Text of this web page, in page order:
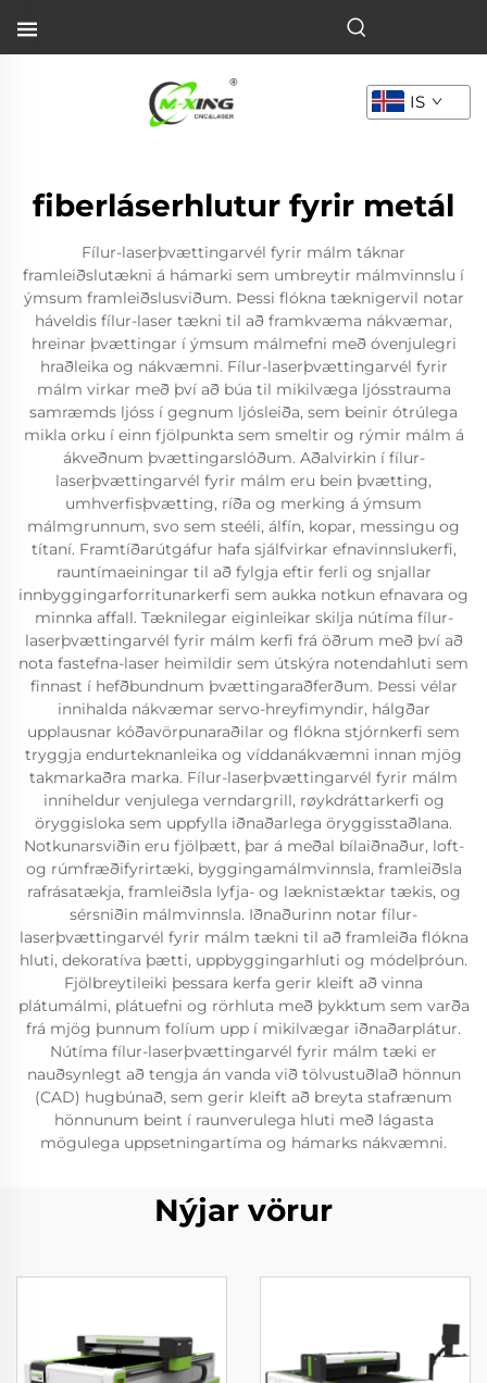
IS
fiberláserhlutur fyrir metál
Fílur-laserþvættingarvél fyrir málm táknar
framleiðslutækni á hámarki sem umbreytir málmvinnslu í
ýmsum framleiðslusviðum. Þessi flókna tæknigervil notar
háveldis fílur-laser tækni til að framkvæma nákvæmar,
hreinar þvættingar í ýmsum málmefni með óvenjulegri
hraðleika og nákvæmni. Fílur-laserþvættingarvél fyrir
málm virkar með því að búa til mikilvæga ljósstrauma
samræmds ljóss í gegnum ljósleiða, sem beinir ótrúlega
mikla orku í einn fjölpunkta sem smeltir og rýmir málm á
ákveðnum þvættingarslóðum. Aðalvirkin í fílur-
laserþvættingarvél fyrir málm eru bein þvætting,
umhverfisþvætting, ríða og merking á ýmsum
málmgrunnum, svo sem steéli, álfín, kopar, messingu og
títaní. Framtíðarútgáfur hafa sjálfvirkar efnavinnslukerfi,
rauntímaeiningar til að fylgja eftir ferli og snjallar
innbyggingarforritunarkerfi sem aukka notkun efnavara og
minnka affall. Tæknilegar eiginleikar skilja nútíma fílur-
laserþvættingarvél fyrir málm kerfi frá öðrum með því að
nota fastefna-laser heimildir sem útskýra notendahluti sem
finnast í hefðbundnum þvættingaraðferðum. Þessi vélar
innihalda nákvæmar servo-hreyfimyndir, hálgðar
upplausnar kóðavörpunaraðilar og flókna stjórnkerfi sem
tryggja endurteknanleika og víddanákvæmni innan mjög
takmarkaðra marka. Fílur-laserþvættingarvél fyrir málm
inniheldur venjulega verndargrill, røykdráttarkerfi og
öryggisloka sem uppfylla iðnaðarlega öryggisstaðlana.
Notkunarsviðin eru fjölþætt, þar á meðal bílaiðnaður, loft-
og rúmfræðifyrirtæki, byggingamálmvinnsla, framleiðsla
rafrásatækja, framleiðsla lyfja- og læknistæktar tækis, og
sérsniðin málmvinnsla. Iðnaðurinn notar fílur-
laserþvættingarvél fyrir málm tækni til að framleiða flókna
hluti, dekoratíva þætti, uppbyggingarhluti og módelþróun.
Fjölbreytileiki þessara kerfa gerir kleift að vinna
plátumálmi, plátuefni og rörhluta með þykktum sem varða
frá mjög þunnum folíum upp í mikilvægar iðnaðarplátur.
Nútíma fílur-laserþvættingarvél fyrir málm tæki er
nauðsynlegt að tengja án vanda við tölvustuðlað hönnun
(CAD) hugbúnað, sem gerir kleift að breyta stafrænum
hönnunum beint í raunverulega hluti með lágasta
mögulega uppsetningartíma og hámarks nákvæmni.
Nýjar vörur